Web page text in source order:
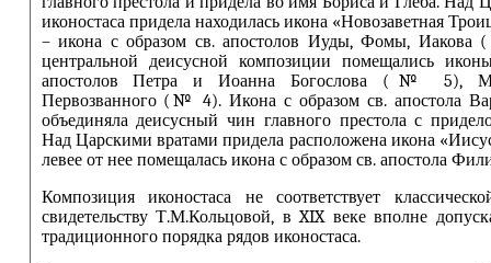
иконостаса придела находилась икона «Новозаветная
– икона с образом св. апостолов Иуды, Фомы,
центральной деисусной композиции помещались
апостолов Петра и Иоанна Богослова (№ 5),
Первозванного (№ 4). Икона с образом св. апостола
объединяла деисусный чин главного престола с
Над Царскими вратами придела расположена икона
левее от нее помещалась икона с образом св. апостола
Композиция иконостаса не соответствует
свидетельству Т.М.Кольцовой, в XIX веке вполне
традиционного порядка рядов иконостаса.